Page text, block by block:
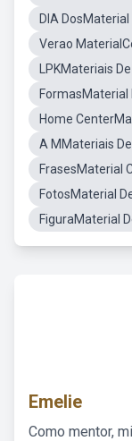
DIA
Verao
LPKMateriais
FormasMaterial
Home
A MMateriais
FrasesMaterial
FotosMaterial
FiguraMaterial
Emelie
Como mentor,